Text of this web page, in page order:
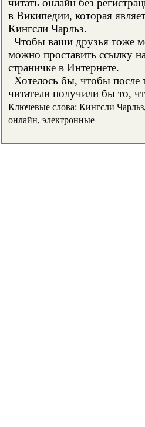
читать онлайн без
в Википедии, которая
Кингсли Чарльз.
Чтобы ваши друзья тоже
можно проставить ссылку
страничке в Интернете.
Хотелось бы, чтобы после
читатели получили бы то,
Ключевые слова: Кингсли
онлайн, электронные